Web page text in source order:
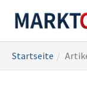
Hauptinhalt
sind
Startseite